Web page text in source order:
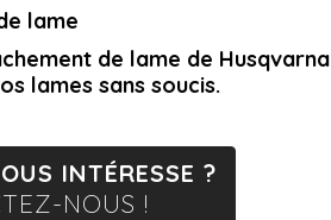
lame
de lame de Husqvarna
lames sans soucis.
INTÉRESSE ?
NOUS !